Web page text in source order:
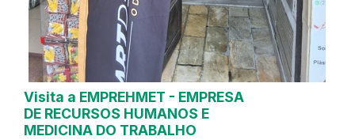
Visita a EMPREHMET - EMPRESA
DE RECURSOS HUMANOS E
MEDICINA DO TRABALHO